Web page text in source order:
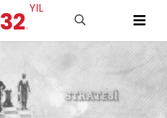
32.
YIL